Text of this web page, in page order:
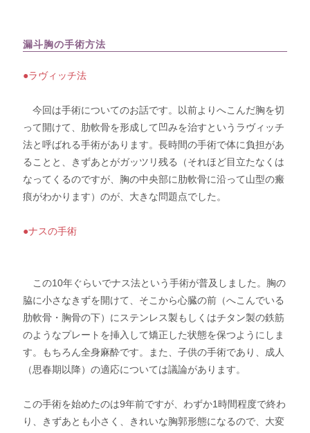
漏斗胸の手術方法
●ラヴィッチ法
今回は手術についてのお話です。以前よりへこんだ胸を切
って開けて、肋軟骨を形成して凹みを治すというラヴィッチ
法と呼ばれる手術があります。長時間の手術で体に負担があ
ることと、きずあとがガッツリ残る（それほど目立たなくは
なってくるのですが、胸の中央部に肋軟骨に沿って山型の瘢
痕がわかります）のが、大きな問題点でした。
●ナスの手術
この10年ぐらいでナス法という手術が普及しました。胸の
脇に小さなきずを開けて、そこから心臓の前（へこんでいる
肋軟骨・胸骨の下）にステンレス製もしくはチタン製の鉄筋
のようなプレートを挿入して矯正した状態を保つようにしま
す。もちろん全身麻酔です。また、子供の手術であり、成人
（思春期以降）の適応については議論があります。
この手術を始めたのは9年前ですが、わずか1時間程度で終わ
り、きずあとも小さく、きれいな胸郭形態になるので、大変